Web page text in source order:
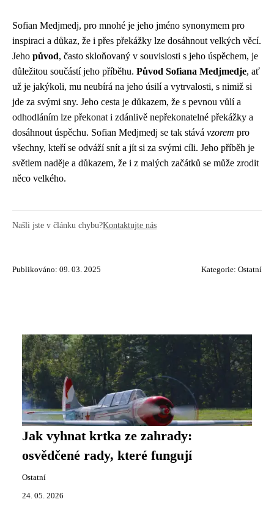
Sofian Medjmedj, pro mnohé je jeho jméno synonymem pro
inspiraci a důkaz, že i přes překážky lze dosáhnout velkých věcí.
Jeho původ, často skloňovaný v souvislosti s jeho úspěchem, je
důležitou součástí jeho příběhu. Původ Sofiana Medjmedje, ať
už je jakýkoli, mu neubírá na jeho úsilí a vytrvalosti, s nimiž si
jde za svými sny. Jeho cesta je důkazem, že s pevnou vůlí a
odhodláním lze překonat i zdánlivě nepřekonatelné překážky a
dosáhnout úspěchu. Sofian Medjmedj se tak stává vzorem pro
všechny, kteří se odváží snít a jít si za svými cíli. Jeho příběh je
světlem naděje a důkazem, že i z malých začátků se může zrodit
něco velkého.
Našli jste v článku chybu?Kontaktujte nás
Publikováno: 09. 03. 2025 Kategorie: Ostatní
Jak vyhnat krtka ze zahrady:
osvědčené rady, které fungují
Ostatní
24. 05. 2026